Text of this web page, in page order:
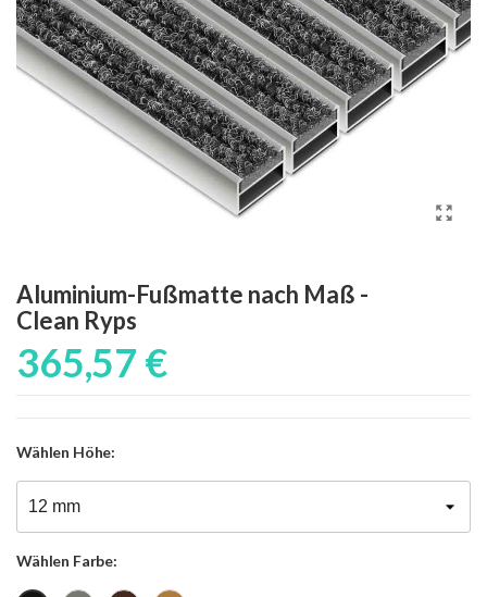
Aluminium-Fußmatte nach Maß -
Clean Ryps
365,57 €
Wählen Höhe:
Wählen Farbe: